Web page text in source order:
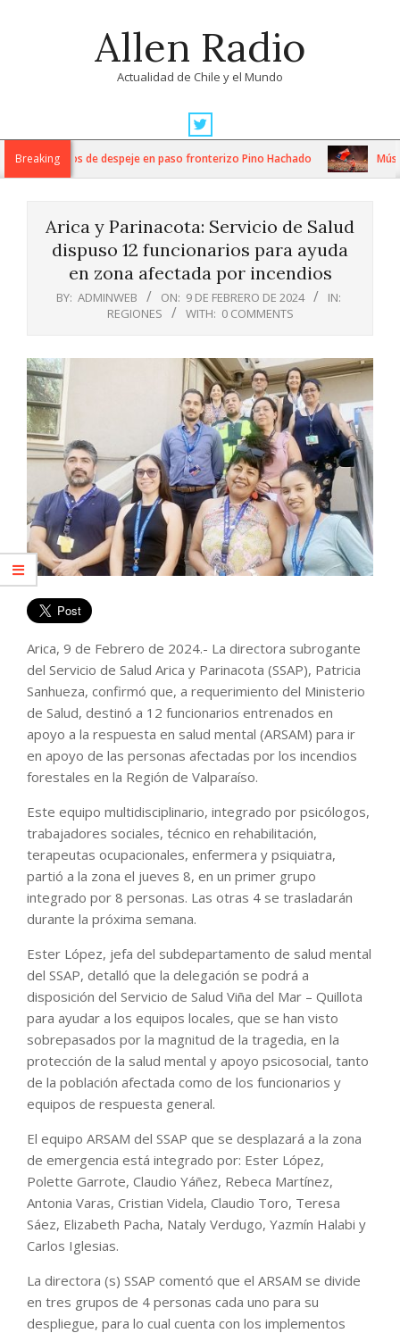
Allen Radio
Actualidad de Chile y el Mundo
Navigation
MenuBreaking
trabajos de despeje en paso fronterizo Pino Hachado
Arica y Parinacota: Servicio de Salud
dispuso 12 funcionarios para ayuda
en zona afectada por incendios
BY: ADMINWEB ON: 9 DE FEBRERO DE 2024
IN:
REGIONES
WITH: 0 COMMENTS
Arica, 9 de Febrero de 2024.- La directora subrogante
del Servicio de Salud Arica y Parinacota (SSAP), Patricia
Sanhueza, confirmó que, a requerimiento del Ministerio
de Salud, destinó a 12 funcionarios entrenados en
apoyo a la respuesta en salud mental (ARSAM) para ir
en apoyo de las personas afectadas por los incendios
forestales en la Región de Valparaíso.
Este equipo multidisciplinario, integrado por psicólogos,
trabajadores sociales, técnico en rehabilitación,
terapeutas ocupacionales, enfermera y psiquiatra,
partió a la zona el jueves 8, en un primer grupo
integrado por 8 personas. Las otras 4 se trasladarán
durante la próxima semana.
Ester López, jefa del subdepartamento de salud mental
del SSAP, detalló que la delegación se podrá a
disposición del Servicio de Salud Viña del Mar – Quillota
para ayudar a los equipos locales, que se han visto
sobrepasados por la magnitud de la tragedia, en la
protección de la salud mental y apoyo psicosocial, tanto
de la población afectada como de los funcionarios y
equipos de respuesta general.
El equipo ARSAM del SSAP que se desplazará a la zona
de emergencia está integrado por: Ester López,
Polette Garrote, Claudio Yáñez, Rebeca Martínez,
Antonia Varas, Cristian Videla, Claudio Toro, Teresa
Sáez, Elizabeth Pacha, Nataly Verdugo, Yazmín Halabi y
Carlos Iglesias.
La directora (s) SSAP comentó que el ARSAM se divide
en tres grupos de 4 personas cada uno para su
despliegue, para lo cual cuenta con los implementos